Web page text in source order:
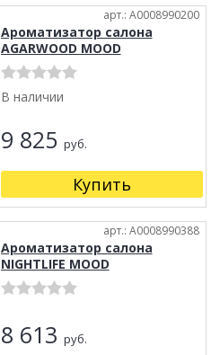
арт.: A0008990200
Ароматизатор салона
AGARWOOD MOOD
В наличии
9 825 руб.
Купить
арт.: A0008990388
Ароматизатор салона
NIGHTLIFE MOOD
8 613 руб.